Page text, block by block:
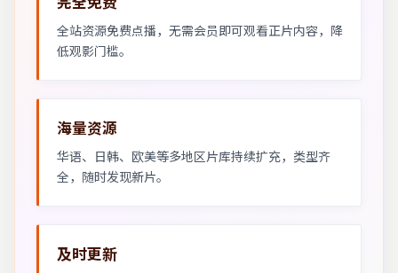
全站资源免费点播，无需会员即可观看正片内容，降
低观影门槛。
海量资源
华语、日韩、欧美等多地区片库持续扩充，类型齐
全，随时发现新片。
及时更新